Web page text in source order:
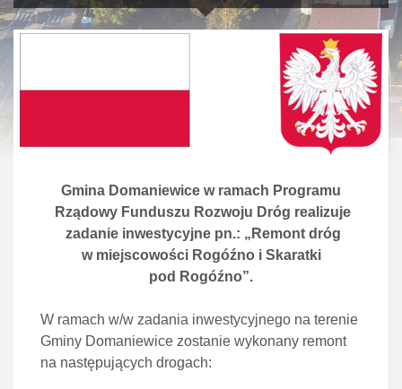
Gmina Domaniewice w ramach Programu
Rządowy Funduszu Rozwoju Dróg realizuje
zadanie inwestycyjne pn.: „Remont dróg
w miejscowości Rogóźno i Skaratki
pod Rogóźno”.
W ramach w/w zadania inwestycyjnego na terenie
Gminy Domaniewice zostanie wykonany remont
na następujących drogach: